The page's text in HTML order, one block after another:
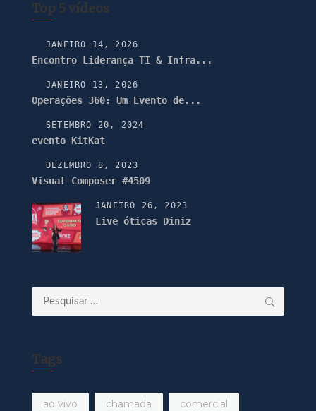
Top 5 vídeos
JANEIRO 14, 2026
Encontro Liderança TI & Infra...
JANEIRO 13, 2026
Operações 360: Um Evento de...
SETEMBRO 20, 2024
evento KitKat
DEZEMBRO 8, 2023
Visual Composer #4509
JANEIRO 26, 2023
Live óticas Diniz
Pesquisar
por:
Tags
ao vivo chamada comercial